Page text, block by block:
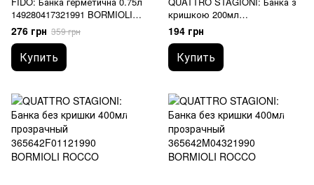
149280417321991 BORMIOLI
ROCCO
276 грн 359 грн
Купить
кришкою 200мл
365641MLC321991 BORMIOLI
ROCCO
194 грн
Купить